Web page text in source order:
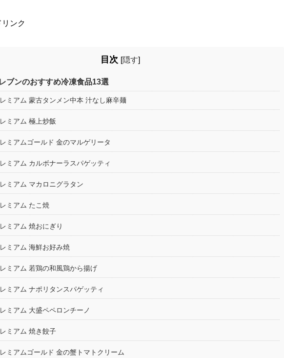
ンク
目次 [隠す]
ブンのおすすめ冷凍食品13選
ミアム 蒙古タンメン中本 汁なし麻辛麺
ミアム 極上炒飯
ミアムゴールド 金のマルゲリータ
ミアム カルボナーラスパゲッティ
ミアム マカロニグラタン
ミアム たこ焼
ミアム 焼おにぎり
ミアム 海鮮お好み焼
ミアム 若鶏の和風鶏から揚げ
ミアム ナポリタンスパゲッティ
ミアム 大盛ペペロンチーノ
ミアム 焼き餃子
ミアムゴールド 金の蟹トマトクリーム